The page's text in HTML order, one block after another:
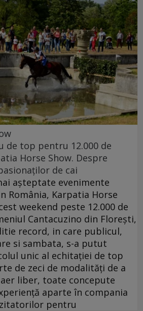
de top pentru 12.000 de
Horse Show. Despre
de cai
așteptate evenimente
România, Karpatia Horse
weekend peste 12.000 de
Cantacuzino din Florești,
record, in care publicul,
si sambata, s-a putut
unic al echitației de top
de zeci de modalități de a
liber, toate concepute
aparte în compania
pentru